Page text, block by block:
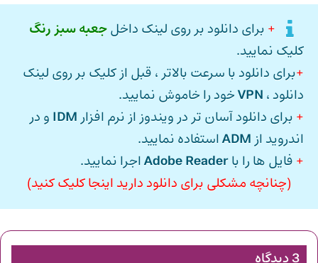
+ برای دانلود بر روی لینک داخلجعبه سبز رنگ
کلیک نمایید.
+برای دانلود با سرعت بالاتر ، قبل از کلیک بر روی لینک
دانلود ، VPNخود را خاموش نمایید.
+ برای دانلود آسان تر در ویندوز از نرم افزار IDM و در
اندروید از ADMاستفاده نمایید.
+ فایل ها را باAdobe Readerاجرا نمایید.
(چنانچه مشکلی برای دانلود دارید اینجا کلیک کنید)